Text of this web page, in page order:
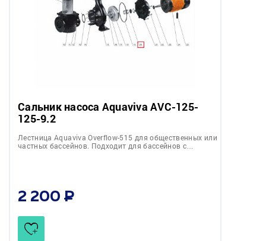
Сальник насоса Aquaviva AVC-125-
125-9.2
Лестница Aquaviva Overflow-515 для общественных или
частных бассейнов. Подходит для бассейнов с…
2 200